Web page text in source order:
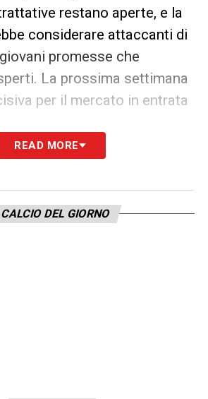
restano aperte, e la
considerare attaccanti di
promesse che
La prossima settimana
per il mercato in entrata
READ MORE
DEL GIORNO